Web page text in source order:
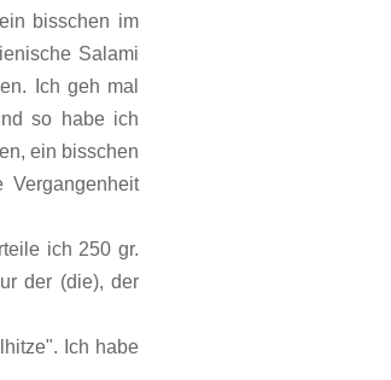
bisschen im
Salami
Ich geh mal
so habe ich
ein bisschen
ich 250 gr.
der (die), der
Ich habe